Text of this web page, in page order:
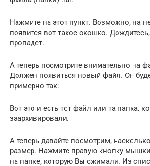
Нажмите на этот пункт. Возможно, на
появится вот такое окошко.
пропадет.
А теперь посмотрите внимательно на
Должен появиться новый файл. Он
примерно так:
Вот это и есть тот файл или та папка,
заархивировали.
А теперь давайте посмотрим,
размер. Нажмите правую кнопку
на папке, которую Вы сжимали. Из